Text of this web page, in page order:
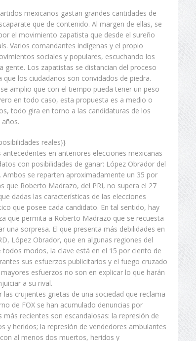
mexicanos gastan grandes cantidades de
que de contenido. Al margen de ellas, se
el movimiento zapatista que desde el sureño
Varios comandantes indígenas y el propio
sociales y populares, escuchando los
gente. Los zapatistas se distancian del proceso
los ciudadanos son convidados de piedra.
amplio que con el tiempo pueda tener un peso
en todo caso, esta propuesta es a medio o
todo gira en torno a las candidaturas de los
reales}}
en anteriores elecciones mexicanas-
con posibilidades de ganar: López Obrador del
Ambos se reparten aproximadamente un 35 por
que Roberto Madrazo, del PRI, no supera el 27
dadas las características de las elecciones
que posee cada candidato. En tal sentido, hay
que permita a Roberto Madrazo que se recuesta
una sorpresa. El que presenta más debilidades en
López Obrador, que en algunas regiones del
modos, la clave está en el 15 por ciento de
sus esfuerzos publicitarios y el fuego cruzado
esfuerzos no son en explicar lo que harán
a su rival.
las crujientes grietas de una sociedad que reclama
de FOX se han acumulado denuncias por
recientes son escandalosas: la represión de
y heridos; la represión de vendedores ambulantes
al menos dos muertos, heridos y